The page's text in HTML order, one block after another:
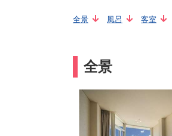
全景 風呂 客室
全景